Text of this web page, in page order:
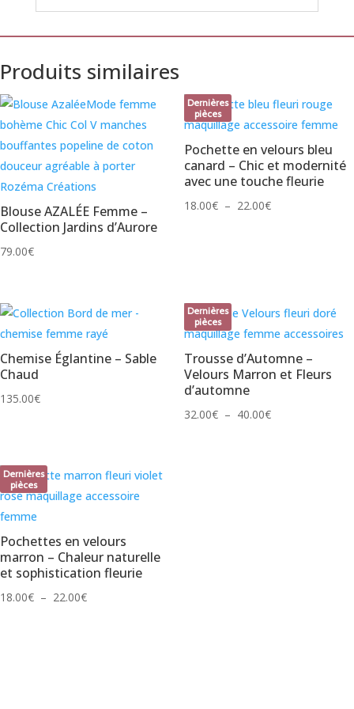
Produits similaires
Blouse AZALÉE Femme –
Collection Jardins d’Aurore
79.00€
Dernières
pièces
Pochette en velours bleu
canard – Chic et modernité
avec une touche fleurie
18.00€ – 22.00€Plage
22.00€
Chemise Églantine – Sable
Chaud
135.00€
Dernières
pièces
Trousse d’Automne –
Velours Marron et Fleurs
d’automne
32.00€ – 40.00€Plage
Dernières
pièces
Pochettes en velours
marron – Chaleur naturelle
et sophistication fleurie
18.00€ – 22.00€Plage